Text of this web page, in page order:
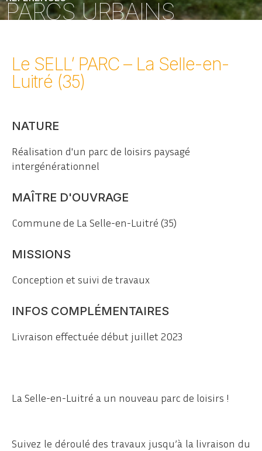
PARCS URBAINS
Le SELL’ PARC – La Selle-en-
Luitré (35)
NATURE
Réalisation d'un parc de loisirs paysagé
intergénérationnel
MAÎTRE D'OUVRAGE
Commune de La Selle-en-Luitré (35)
MISSIONS
Conception et suivi de travaux
INFOS COMPLÉMENTAIRES
Livraison effectuée début juillet 2023
La Selle-en-Luitré a un nouveau parc de loisirs !
Suivez le déroulé des travaux jusqu’à la livraison du